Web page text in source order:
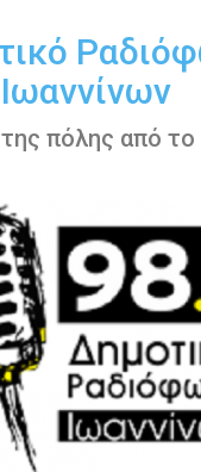
Ιωαννίνων
πόλης από το